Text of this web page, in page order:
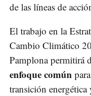
de las líneas de
El trabajo en la
Cambio Climático
Pamplona permitirá
enfoque común
transición